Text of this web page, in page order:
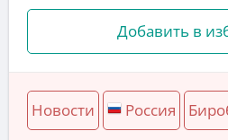
Добавить в
Новости Россия